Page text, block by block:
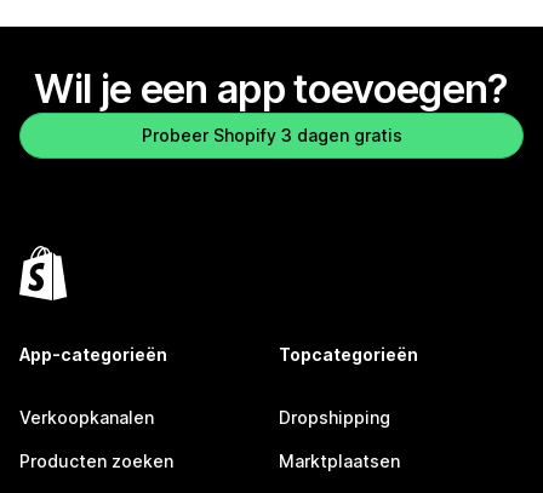
Wil je een app toevoegen?
Probeer Shopify 3 dagen gratis
App-categorieën
Verkoopkanalen
Producten zoeken
Topcategorieën
Dropshipping
Marktplaatsen